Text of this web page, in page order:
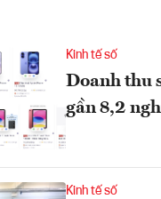
Kinh tế số
Doanh thu
gần 8,2
Kinh tế số